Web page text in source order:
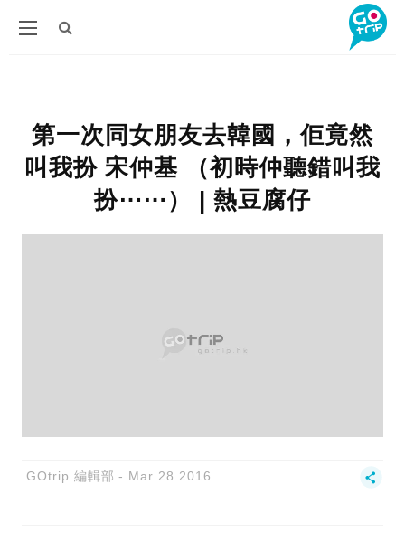
第一次同女朋友去韓國，佢竟然
叫我扮 宋仲基 （初時仲聽錯叫我
扮⋯⋯） | 熱豆腐仔
GOtrip 編輯部 Mar 28 2016